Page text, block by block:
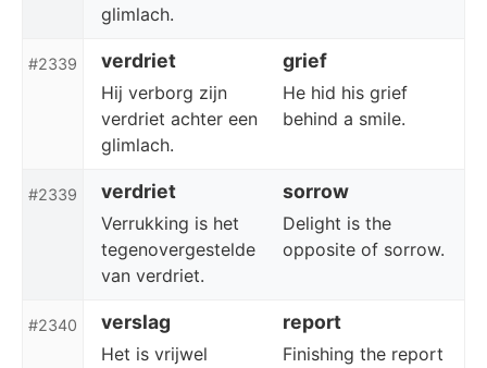
glimlach.
#2339 verdriet grief
Hij verborg zijn
verdriet achter een
glimlach.
He hid his grief
behind a smile.
#2339 verdriet sorrow
Verrukking is het
tegenovergestelde
van verdriet.
Delight is the
opposite of sorrow.
#2340 verslag report
Het is vrijwel
Finishing the report